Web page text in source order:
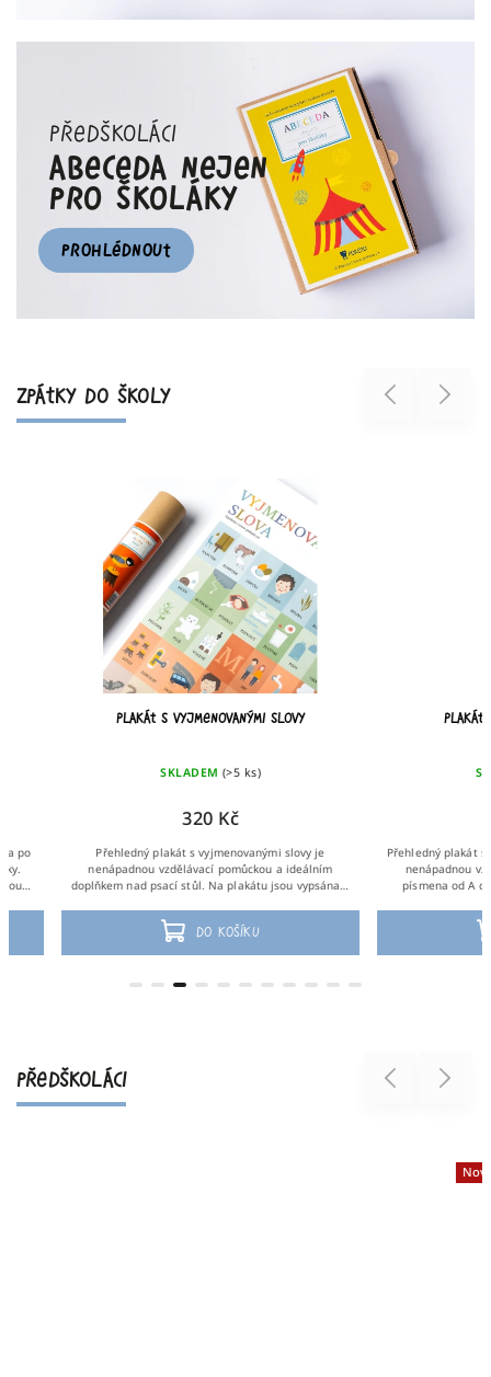
předškoláci
Abeceda nejen
pro školáky
PROHLÉDNOUT
ZPÁTKY DO ŠKOLY Previous
Plakát s vyjmenovanými slovy
SKLADEM (>5 ks)
320 Kč
Do košíku
Přehledný plakát s vyjmenovanými slovy je
nenápadnou vzdělávací pomůckou a ideálním
doplňkem nad psací stůl. Na plakátu jsou vypsána a
Plakát s
SKLADEM
Přehledný plakát s
nenápadnou
písmena od A do Ž a
Next
PŘEDŠKOLÁCI Previous Next